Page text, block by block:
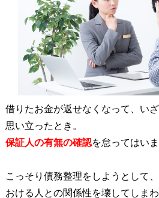
借りたお金が返せなくなって、いざ
思い立ったとき。
保証人の有無の確認を怠ってはいま
こっそり債務整理をしようとして
おける人との関係性を壊してしま